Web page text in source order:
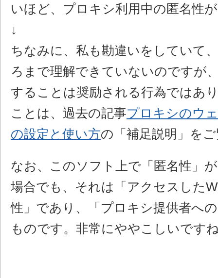
いほど、プロキシ利用中の匿名性
↓
ちなみに、私も勘違いをしていて
ろまで理解できていないのですが
することは奨励される行為ではあ
ことは、過去の記事プロキシのウ
の設定と使い方の「補足説明」を
なお、このソフト上で「匿名性」
場合でも、それは「アクセスした
性」であり、「プロキシ提供者へ
ものです。非常にややこしいです